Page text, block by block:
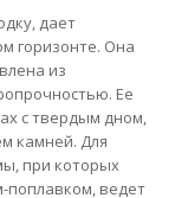
дает
горизонте. Она
из
Ее
с твердым дном,
камней. Для
при которых
поплавком, ведет